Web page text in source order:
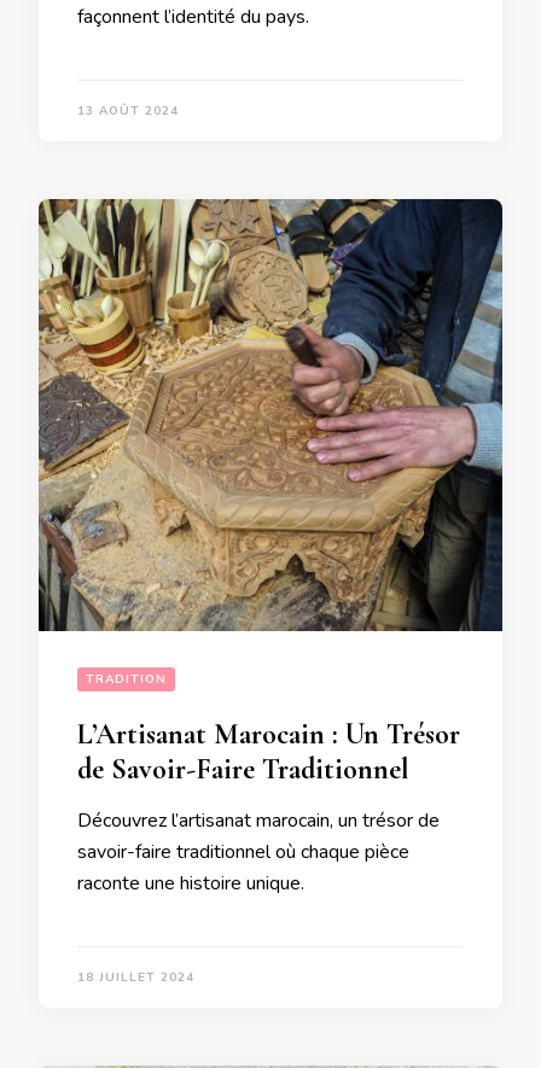
façonnent l’identité du pays.
13 AOÛT 2024
TRADITION
L’Artisanat Marocain : Un Trésor
de Savoir-Faire Traditionnel
Découvrez l’artisanat marocain, un trésor de
savoir-faire traditionnel où chaque pièce
raconte une histoire unique.
18 JUILLET 2024